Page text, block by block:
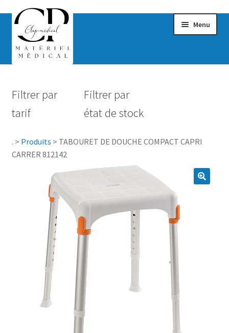
Menu
Hygiène
Maternité
Accessoires Salle de bain
Vêtements & Chaussures
Sécurité
0.00 €
Filtrer par
tarif
Filtrer par
état de stock
. > Produits > TABOURET DE DOUCHE COMPACT CAPRI
CARRER 812142